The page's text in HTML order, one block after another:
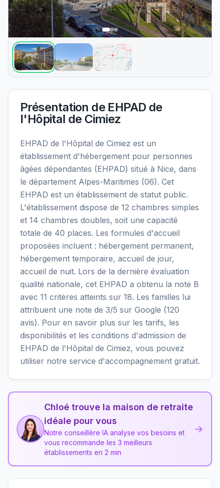
Présentation de EHPAD de
l'Hôpital de Cimiez
EHPAD de l'Hôpital de Cimiez est un
établissement d'hébergement pour personnes
âgées dépendantes (EHPAD) situé à Nice, dans
le département Alpes-Maritimes (06). Cet
EHPAD est un établissement de statut public.
L'établissement dispose de 12 chambres simples
et 14 chambres doubles, soit une capacité
totale de 40 places. Les formules d'accueil
proposées incluent : hébergement permanent,
hébergement temporaire, accueil de jour,
accueil de nuit. Lors de la dernière évaluation
qualité nationale, cet EHPAD a obtenu la note B
avec 11 critères atteints sur 18. Les familles lui
attribuent une note de 3/5 sur Google (120
avis). Pour en savoir plus sur les tarifs, les
disponibilités et les conditions d'admission de
EHPAD de l'Hôpital de Cimiez, vous pouvez
utiliser notre service d'accompagnement gratuit.
Chloé trouve la maison de retraite
idéale pour vous
Notre conseillère IA analyse vos besoins et
vous recommande les 3 meilleurs
établissements en 2 min
→